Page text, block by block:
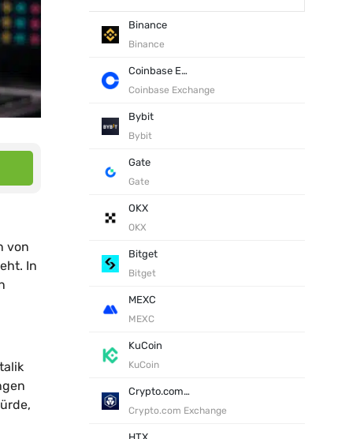
von
In
Binance
Binance
Coinbase Exchange
Coinbase Exchange
Bybit
Bybit
Gate
Gate
OKX
OKX
Bitget
Bitget
MEXC
MEXC
KuCoin
KuCoin
Crypto.com Exchange
Crypto.com Exchange